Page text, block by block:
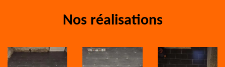
Nos réalisations